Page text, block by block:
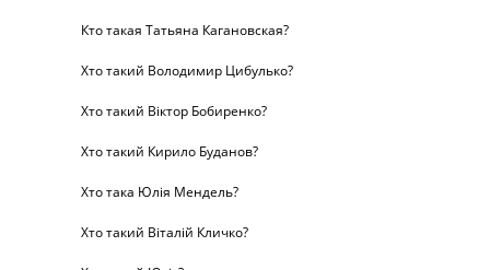
Кто такая Татьяна Кагановская?
Хто такий Володимир Цибулько?
Хто такий Віктор Бобиренко?
Хто такий Кирило Буданов?
Хто така Юлія Мендель?
Хто такий Віталій Кличко?